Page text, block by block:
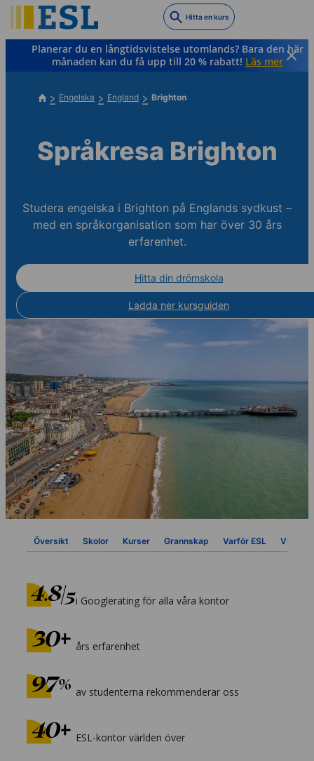
to
main
content
Hitta en kurs
Planerar du en långtidsvistelse utomlands? Bara den här
månaden kan du få upp till 20 % rabatt! Läs mer
Engelska England Brighton
Språkresa Brighton
Studera engelska i Brighton på Englands sydkust –
med en språkorganisation som har över 30 års
erfarenhet.
Hitta din drömskola
Ladda ner kursguiden
Översikt Skolor Kurser Grannskap Varför ESL VISA
i Googlerating för alla våra kontor
års erfarenhet
av studenterna rekommenderar oss
ESL-kontor världen över